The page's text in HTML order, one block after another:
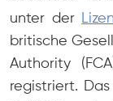
unter der
britische
Authority
registriert.